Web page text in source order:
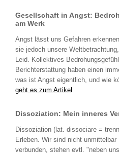
Gesellschaft in Angst:
am Werk
Angst lässt uns Gefahren
sie jedoch unsere
Leid. Kollektives
Berichterstattung haben einen
was ist Angst eigentlich, und wie
geht es zum Artikel
Dissoziation: Mein inneres
Dissoziation (lat. dissociare =
Erleben. Wir sind nicht
verbunden, stehen evtl. "neben